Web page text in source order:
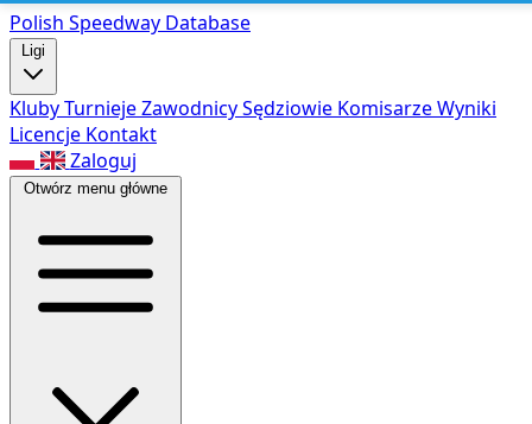
Polish Speedway Database
Ligi
KlubyTurniejeZawodnicySędziowie KomisarzeWyniki
Licencje Kontakt
Zaloguj
Otwórz menu główne